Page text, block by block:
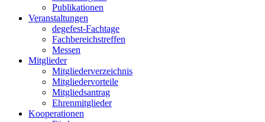
Publikationen
Veranstaltungen
degefest-Fachtage
Fachbereichstreffen
Messen
Mitglieder
Mitgliederverzeichnis
Mitgliedervorteile
Mitgliedsantrag
Ehrenmitglieder
Kooperationen